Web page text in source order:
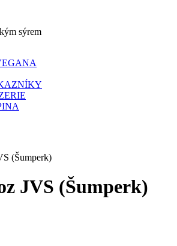
sýrem
(Šumperk)
JVS (Šumperk)